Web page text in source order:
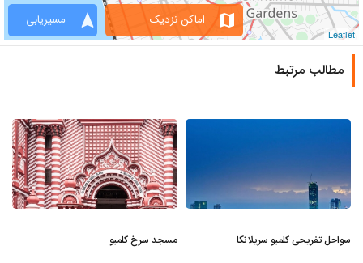
Leaflet
navigation مسیریابی map اماکن نزدیک
مطالب مرتبط
سواحل تفریحی کلمبو سریلانکا مسجد سرخ کلمبو